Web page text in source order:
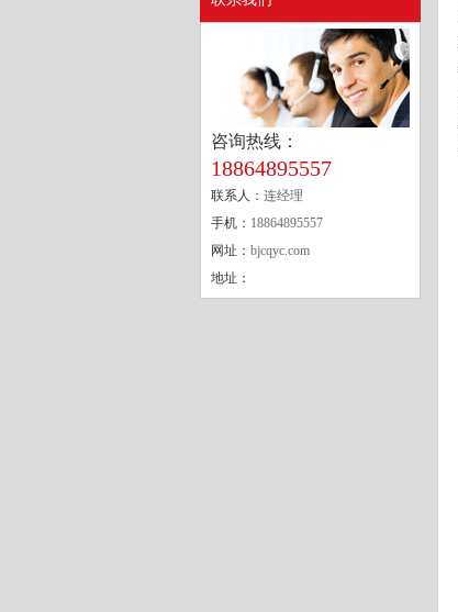
咨询热线：
18864895557
联系人： 连经理
手机： 18864895557
网址： bjcqyc.com
地址：